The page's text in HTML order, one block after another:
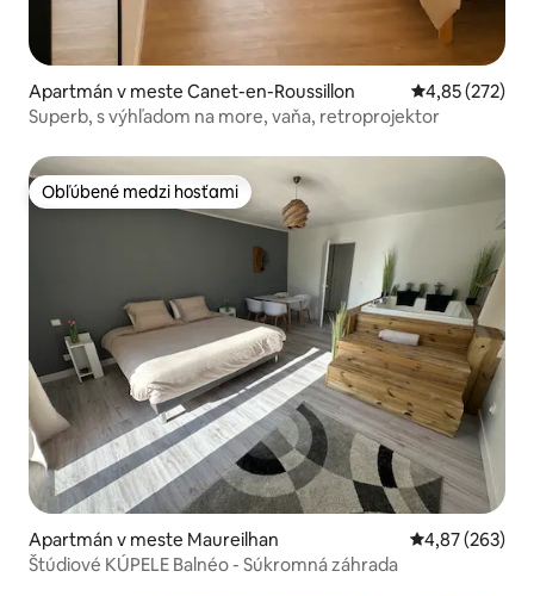
Apartmán v meste Canet-en-Roussillon Priemerné
4,85 (272)
Superb, s výhľadom na more, vaňa, retroprojektor
Obľúbené medzi hosťami
Obľúbené medzi hosťami
Apartmán v meste Maureilhan Priemerné
4,87 (263)
Štúdiové KÚPELE Balnéo - Súkromná záhrada